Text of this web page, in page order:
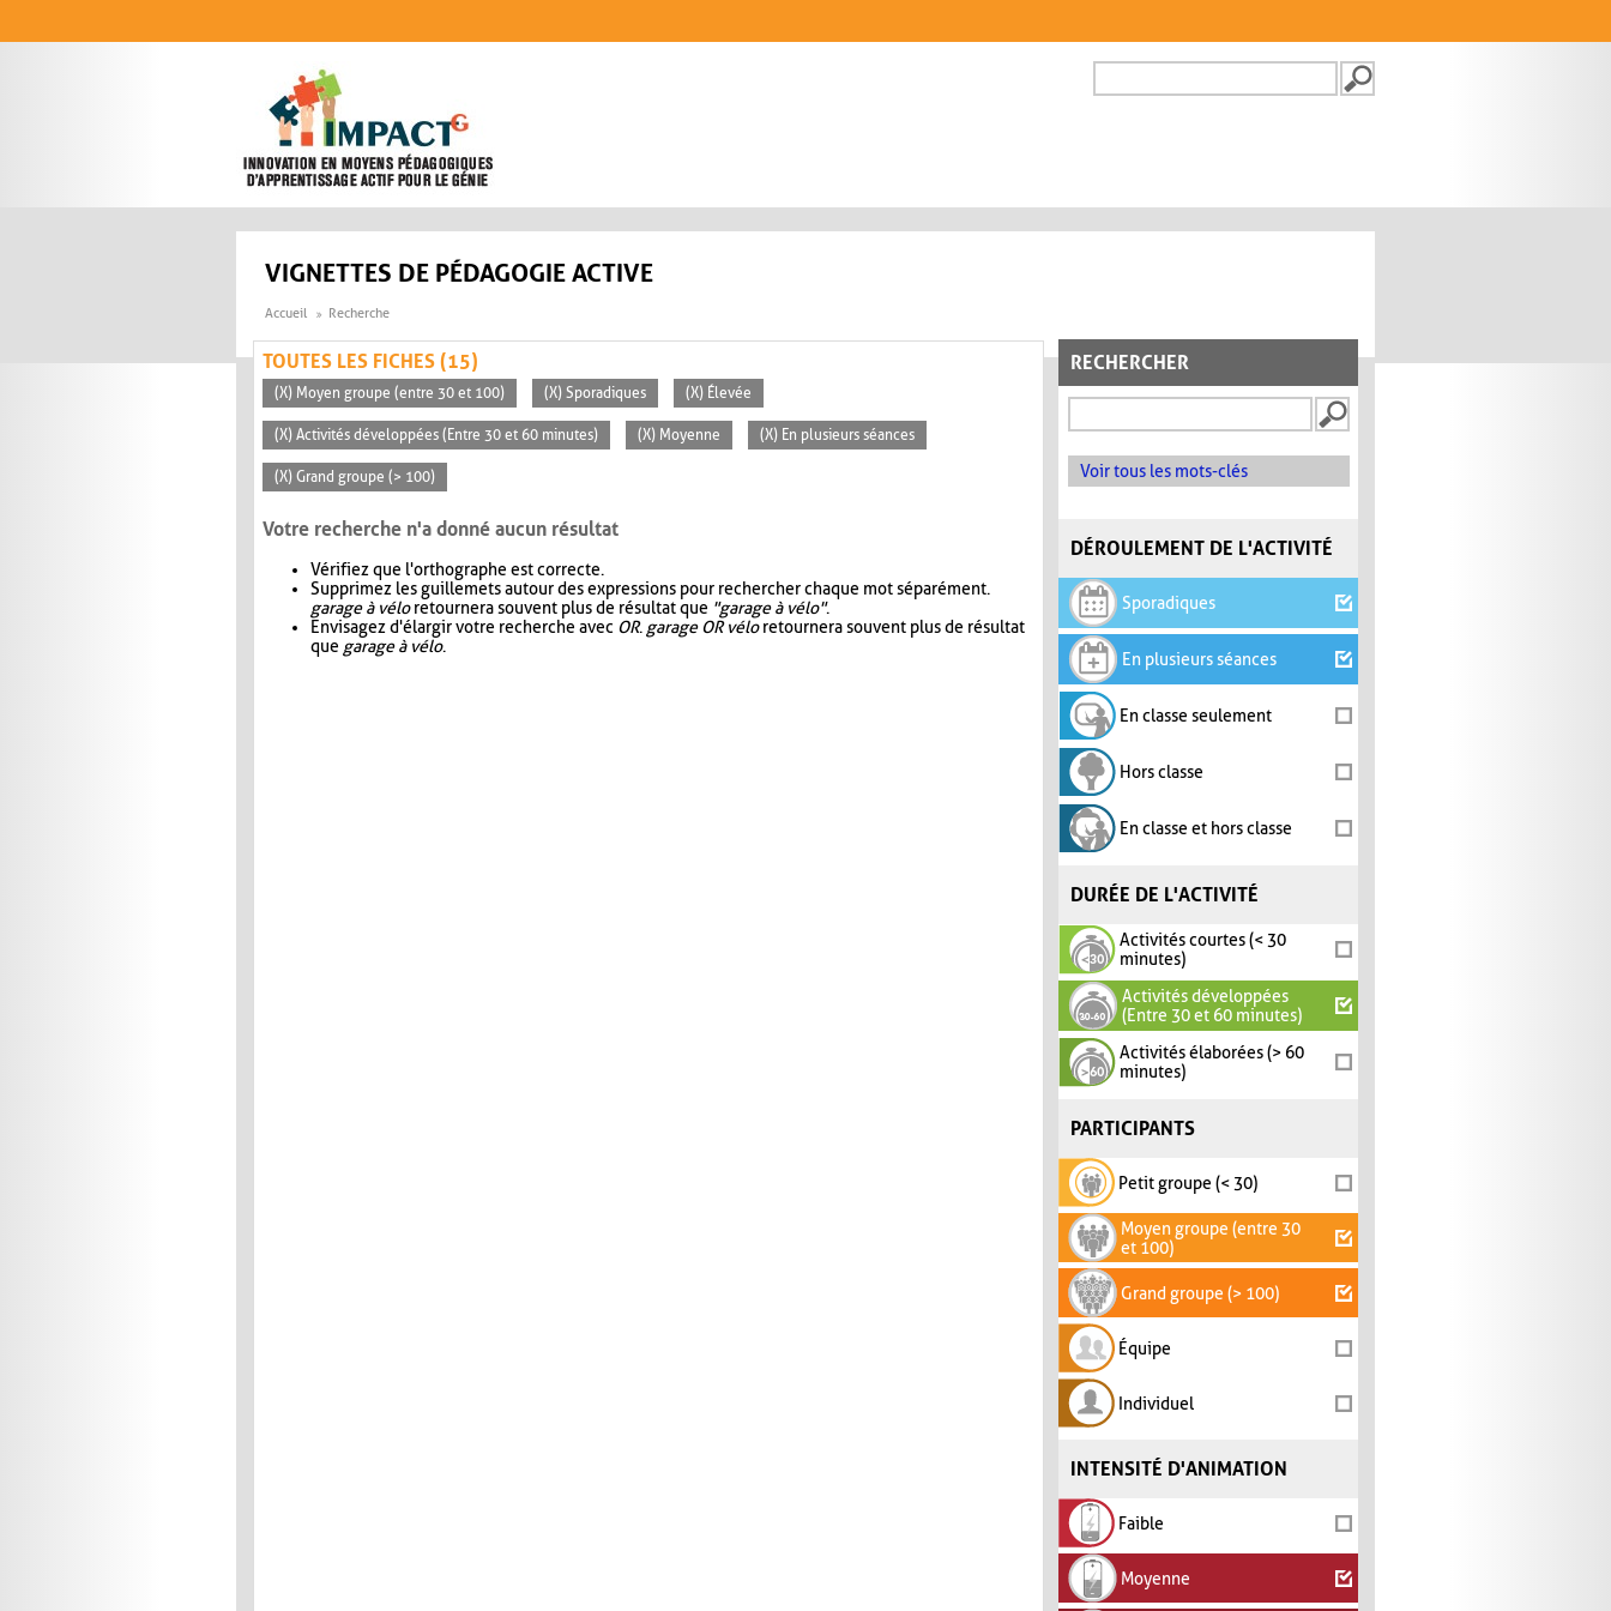
FORMULAIRE DE
VIGNETTES DE PÉDAGOGIE ACTIVE
Accueil Recherche
RECHERCHER
Voir tous les mots-clés
DÉROULEMENT DE L'ACTIVITÉ
Sporadiques
En plusieurs séances
En classe seulement
Hors classe
En classe et hors classe
DURÉE DE L'ACTIVITÉ
Activités courtes (< 30
minutes)
Activités développées
(Entre 30 et 60 minutes)
Activités élaborées (> 60
minutes)
PARTICIPANTS
Petit groupe (< 30)
Moyen groupe (entre 30
et 100)
Grand groupe (> 100)
Équipe
Individuel
INTENSITÉ D'ANIMATION
Faible
Moyenne
TOUTES LES FICHES (15)
(X) Moyen groupe (entre 30 et 100) (X) Sporadiques (X) Élevée
(X) Activités développées (Entre 30 et 60 minutes) (X) Moyenne (X) En plusieurs séances
(X) Grand groupe (> 100)
Votre recherche n'a donné aucun résultat
Vérifiez que l'orthographe est correcte.
Supprimez les guillemets autour des expressions pour rechercher chaque mot séparément.
garage à véloretournera souvent plus de résultat que "garage à vélo".
Envisagez d'élargir votre recherche avec OR. garage OR véloretournera souvent plus de résultat
que garage à vélo.